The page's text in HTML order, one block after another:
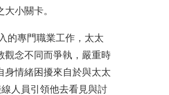
小關卡。
的專門職業工作，太太
觀念不同而爭執，嚴重時
身情緒困擾來自於與太太
人員引領他去看見與討